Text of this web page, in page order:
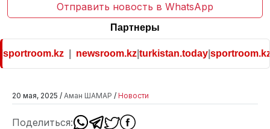
Отправить новость в WhatsApp
Партнеры
|newsroom.kz|turkistan.today|sportroom.kz
20 мая, 2025 / Аман ШАМАР / Новости
Поделиться: